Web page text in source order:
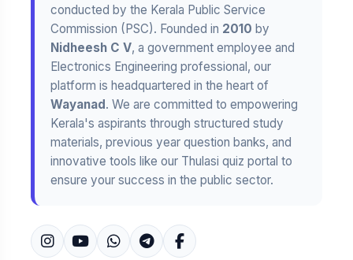
conducted by the Kerala Public Service
Commission (PSC). Founded in 2010 by
Nidheesh C V, a government employee and
Electronics Engineering professional, our
platform is headquartered in the heart of
Wayanad . We are committed to empowering
Kerala's aspirants through structured study
materials, previous year question banks, and
innovative tools like our Thulasi quiz portal to
ensure your success in the public sector.